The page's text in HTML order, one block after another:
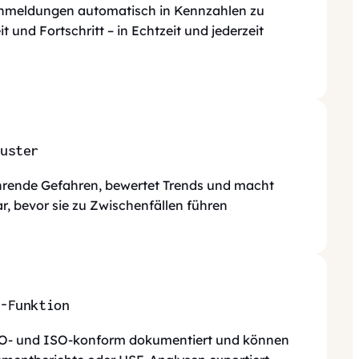
automatisch in Kennzahlen zu
und Fortschritt – in Echtzeit und jederzeit
Gefahren, bewertet Trends und macht
bevor sie zu Zwischenfällen führen
Funktion
und ISO-konform dokumentiert und können